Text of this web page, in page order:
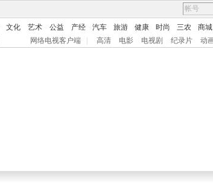
文化 艺术 公益 产经 汽车 旅游 健康 时尚 三农 商城
网络电视客户端 高清 电影 电视剧 纪录片 动